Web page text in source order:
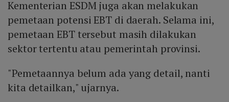
Kementerian ESDM juga akan melakukan
pemetaan potensi EBT di daerah. Selama ini,
pemetaan EBT tersebut masih dilakukan
sektor tertentu atau pemerintah provinsi.
"Pemetaannya belum ada yang detail, nanti
kita detailkan," ujarnya.